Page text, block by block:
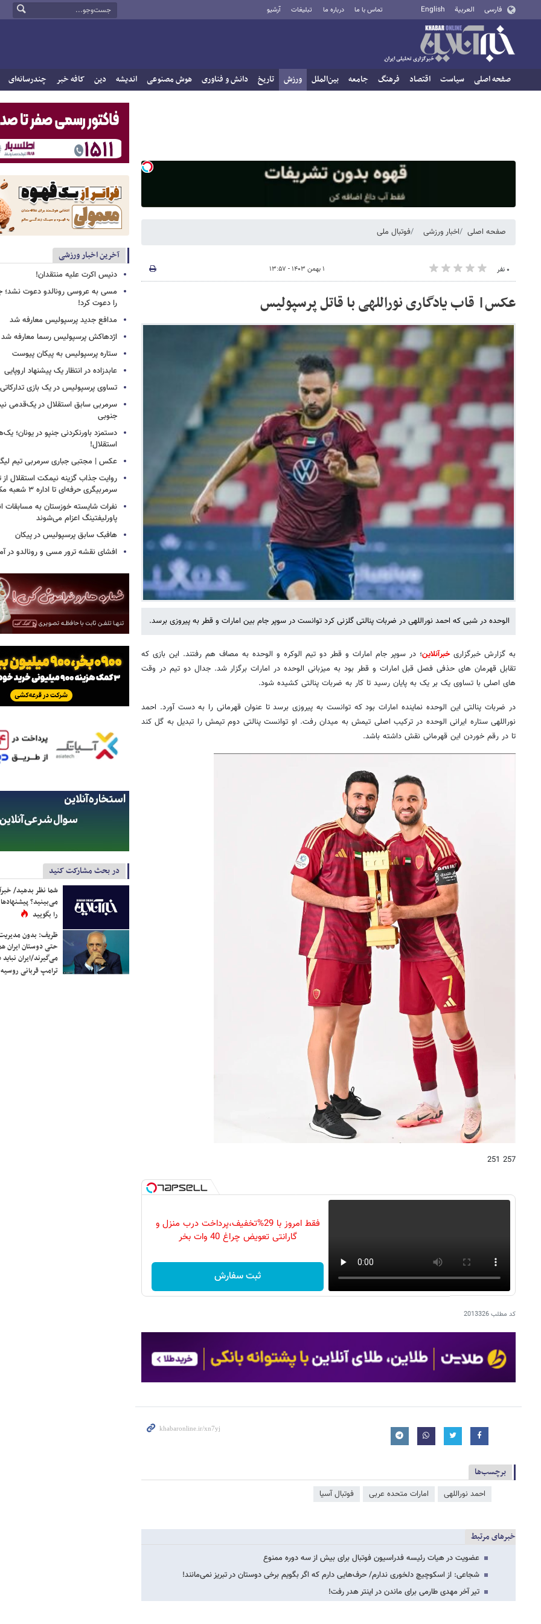
فارسی العربية English تماس با ما درباره ما تبلیغات آرشیو
صفحه اصلی سیاست اقتصاد فرهنگ جامعه بین‌الملل ورزش تاریخ دانش و فناوری هوش مصنوعی اندیشه دین کافه خبر چندرسانه‌ای
صفحه اصلی اخبار ورزشی فوتبال ملی
۰ نفر ۱ بهمن ۱۴۰۳ - ۱۳:۵۷
عکس| قاب یادگاری نوراللهی با قاتل پرسپولیس
الوحده در شبی که احمد نوراللهی در ضربات پنالتی گلزنی کرد توانست در سوپر جام بین امارات و قطر به پیروزی برسد.
به گزارش خبرگزاریخبرآنلاین؛ در سوپر جام امارات و قطر دو تیم الوکره و الوحده به مصاف هم رفتند. این بازی که
تقابل قهرمان های حذفی فصل قبل امارات و قطر بود به میزبانی الوحده در امارات برگزار شد. جدال دو تیم در وقت
های اصلی با تساوی یک بر یک به پایان رسید تا کار به ضربات پنالتی کشیده شود.
در ضربات پنالتی این الوحده نماینده امارات بود که توانست به پیروزی برسد تا عنوان قهرمانی را به دست آورد. احمد
نوراللهی ستاره ایرانی الوحده در ترکیب اصلی تیمش به میدان رفت. او توانست پنالتی دوم تیمش را تبدیل به گل کند
تا در رقم خوردن این قهرمانی نقش داشته باشد.
257 251
فقط امروز با 29%تخفیف،پرداخت درب منزل و
گارانتی تعویض چراغ 40 وات بخر
ثبت سفارش
کد مطلب2013326
برچسب‌ها
احمد نوراللهی امارات متحده عربی فوتبال آسیا
خبرهای مرتبط
عضویت در هیات رئیسه فدراسیون فوتبال برای بیش از سه دوره ممنوع
شجاعی: از اسکوچیچ دلخوری ندارم/ حرف‌هایی دارم که اگر بگویم برخی دوستان در تبریز نمی‌مانند!
تیر آخر مهدی طارمی برای ماندن در اینتر هدر رفت!
آخرین اخبار ورزشی
دنیس اکرت علیه منتقدان!
مسی به عروسی رونالدو دعوت نشد؛
را دعوت کرد!
مدافع جدید پرسپولیس معارفه شد
اژدهاکش پرسپولیس رسما معارفه شد
ستاره پرسپولیس به پیکان پیوست
عابدزاده در انتظار یک پیشنهاد اروپایی
تساوی پرسپولیس در یک بازی تدارکاتی
سرمربی سابق استقلال در یک‌قدمی
جنوبی
دستمزد باورنکردنی جنپو در یونان؛
استقلال!
عکس | مجتبی جباری سرمربی تیم
روایت جذاب گزینه نیمکت استقلال از
سرمربیگری حرفه‌ای تا اداره ۳ شعبه مک‌دونالد!
نفرات شایسته خوزستان به مسابقات
پاورلیفتینگ اعزام می‌شوند
هافبک سابق پرسپولیس در پیکان
افشای نقشه ترور مسی و رونالدو در
در بحث مشارکت کنید
شما نظر بدهید/
می‌بینید؟
را بگویید
ظریف: بدون مدیریت
حتی دوستان ایران
می‌گیرند/ایران
ترامپ قربانی